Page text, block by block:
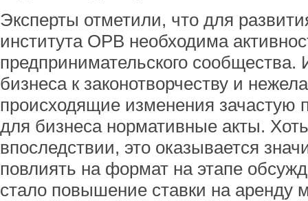
Эксперты отметили, что для
института ОРВ необходима
предпринимательского
бизнеса к законотворчеству и
происходящие изменения зачастую
для бизнеса нормативные акты.
впоследствии, это оказывается
повлиять на формат на этапе
стало повышение ставки на аренду